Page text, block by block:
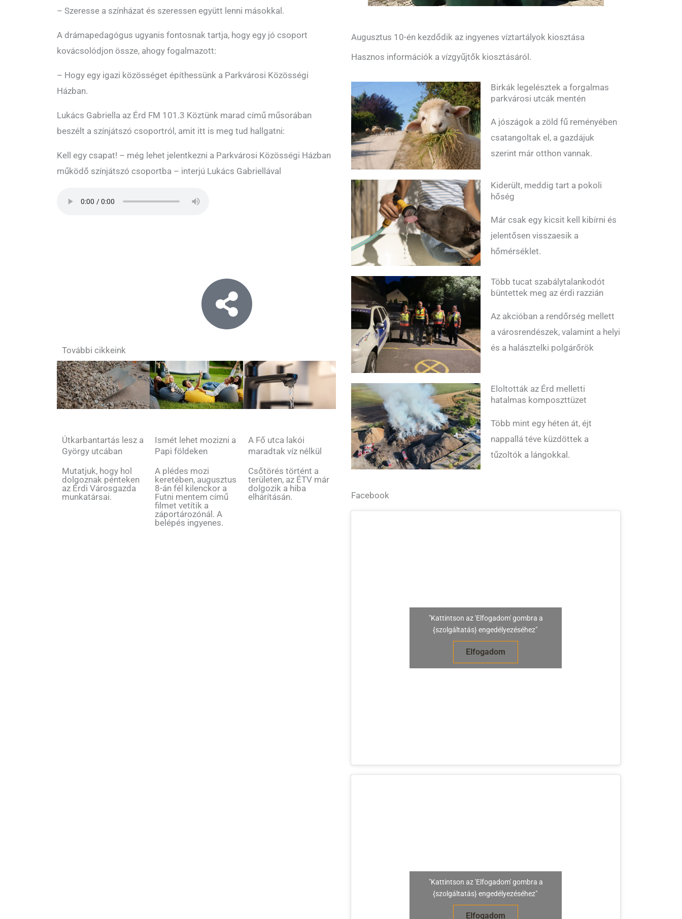
– Szeresse a színházat és szeressen együtt lenni másokkal.
A drámapedagógus ugyanis fontosnak tartja, hogy egy jó csoport
kovácsolódjon össze, ahogy fogalmazott:
– Hogy egy igazi közösséget építhessünk a Parkvárosi Közösségi
Házban.
Lukács Gabriella az Érd FM 101.3 Köztünk marad című műsorában
beszélt a színjátszó csoportról, amit itt is meg tud hallgatni:
Kell egy csapat! – még lehet jelentkezni a Parkvárosi Közösségi Házban
működő színjátszó csoportba – interjú Lukács Gabriellával
További cikkeink
Útkarbantartás lesz a
György utcában
Mutatjuk, hogy hol
dolgoznak pénteken
az Érdi Városgazda
munkatársai.
Ismét lehet mozizni a
Papi földeken
A plédes mozi
keretében, augusztus
8-án fél kilenckor a
Futni mentem című
filmet vetítik a
záportározónál. A
belépés ingyenes.
A Fő utca lakói
maradtak víz nélkül
Csőtörés történt a
területen, az ÉTV már
dolgozik a hiba
elhárításán.
Augusztus 10-én kezdődik az ingyenes víztartályok kiosztása
Hasznos információk a vízgyűjtők kiosztásáról.
Birkák legelésztek a forgalmas
parkvárosi utcák mentén
A jószágok a zöld fű reményében
csatangoltak el, a gazdájuk
szerint már otthon vannak.
Kiderült, meddig tart a pokoli
hőség
Már csak egy kicsit kell kibírni és
jelentősen visszaesik a
hőmérséklet.
Több tucat szabálytalankodót
büntettek meg az érdi razzián
Az akcióban a rendőrség mellett
a városrendészek, valamint a helyi
és a halásztelki polgárőrök
Eloltották az Érd melletti
hatalmas komposzttüzet
Több mint egy héten át, éjt
nappallá téve küzdöttek a
tűzoltók a lángokkal.
Facebook
"Kattintson az 'Elfogadom' gombra a
{szolgáltatás} engedélyezéséhez"
Elfogadom
"Kattintson az 'Elfogadom' gombra a
{szolgáltatás} engedélyezéséhez"
Elfogadom